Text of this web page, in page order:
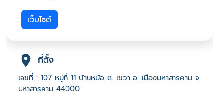
เว็บไซต์
ที่ตั้ง
เลขที่ : 107 หมู่ที่ 11 บ้านหม้อ ต. เขวา อ. เมืองมหาสารคาม จ.
มหาสารคาม 44000